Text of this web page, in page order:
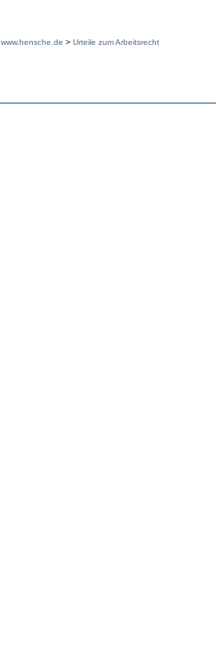
www.hensche.de > Urteile zum Arbeitsrecht